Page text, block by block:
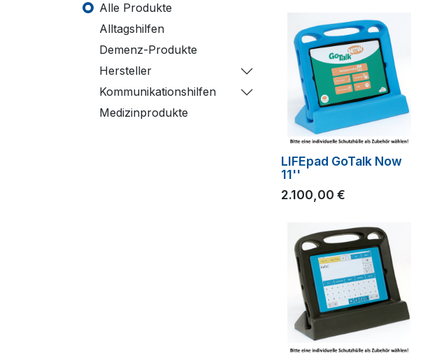
Alle Produkte
Alltagshilfen
Demenz-Produkte
Hersteller
Kommunikationshilfen
Medizinprodukte
LIFEpad GoTalk Now
11''
2.100,00 €